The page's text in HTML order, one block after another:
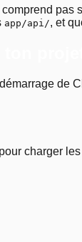
app/api/, et
de
charger